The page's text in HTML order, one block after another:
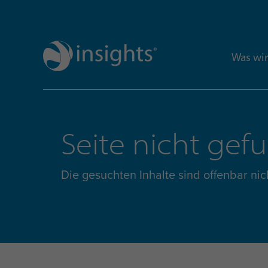
Was
Seite nicht
Die gesuchten Inhalte sind offenbar